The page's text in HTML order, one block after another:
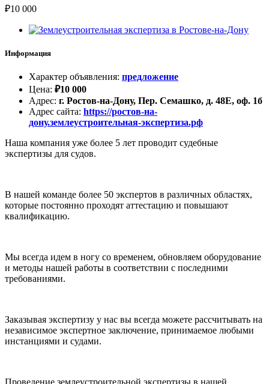
₽10 000
Информация
Характер объявления: предложение
Цена: ₽10 000
Адрес: г. Ростов-на-Дону, Пер. Семашко, д. 48Е, оф. 1б
Адрес сайта: https://ростов-на-
дону.землеустроительная-экспертиза.рф
Наша компания уже более 5 лет проводит судебные
экспертизы для судов.
В нашей команде более 50 экспертов в различных областях,
которые постоянно проходят аттестацию и повышают
квалификацию.
Мы всегда идем в ногу со временем, обновляем оборудование
и методы нашей работы в соответствии с последними
требованиями.
Заказывая экспертизу у нас вы всегда можете рассчитывать на
независимое экспертное заключение, принимаемое любыми
инстанциями и судами.